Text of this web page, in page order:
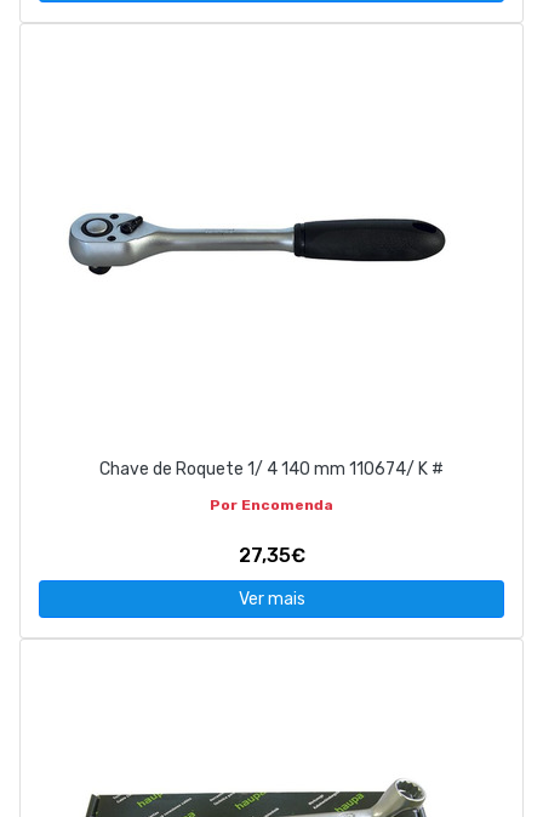
Chave de Roquete 1/ 4 140 mm 110674/ K #
Por Encomenda
27,35€
Ver mais